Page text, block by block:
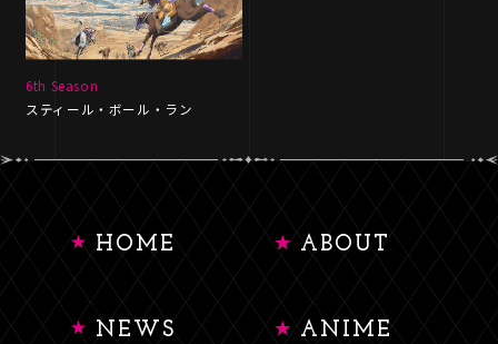
6th Season
スティール・ボール・ラン
HOME ABOUT
NEWS ANIME